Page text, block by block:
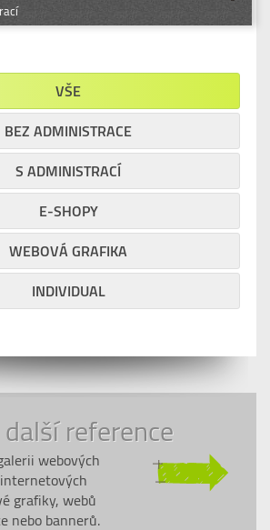
VŠE
BEZ ADMINISTRACE
S ADMINISTRACÍ
E-SHOPY
WEBOVÁ GRAFIKA
INDIVIDUAL
reference
webových
grafiky, webů
nebo bannerů.